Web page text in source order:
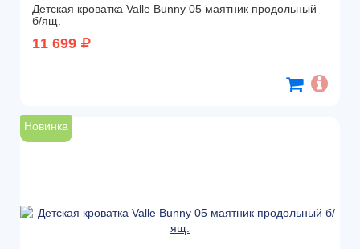
Детская кроватка Valle Bunny 05 маятник продольный
б/ящ.
11 699
Новинка